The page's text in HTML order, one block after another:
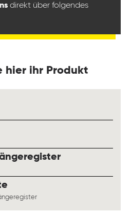
direkt über folgendes
hier ihr Produkt
auswählen